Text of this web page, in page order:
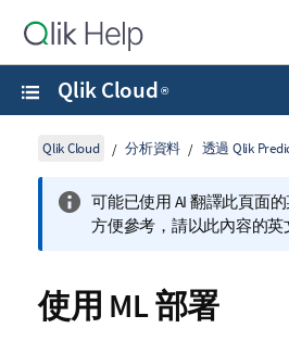
Qlik Cloud ®
Qlik Cloud 分析資料 透過 Qlik
可能已使用 AI 翻譯此頁面
方便參考，請以此內容的英
使用 ML 部署